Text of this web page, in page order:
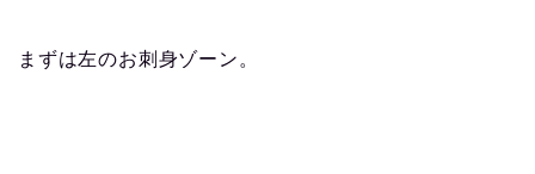
まずは左のお刺身ゾーン。